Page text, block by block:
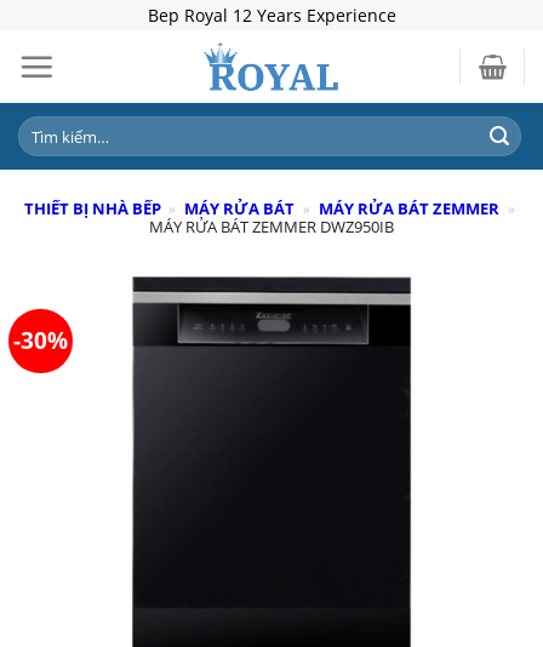
content
Bep Royal 12 Years Experience
Tìm
kiếm:
THIẾT BỊ NHÀ BẾP » MÁY RỬA BÁT » MÁY RỬA BÁT ZEMMER »
MÁY RỬA BÁT ZEMMER DWZ950IB
-30%